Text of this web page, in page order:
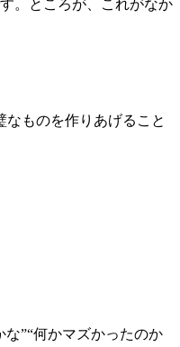
。ところが、これがなか
ものを作りあげること
”“何かマズかったのか